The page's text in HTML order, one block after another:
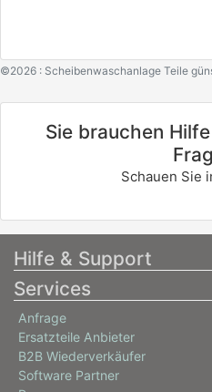
©2026 : Scheibenwaschanlage Teile
Sie brauchen
Schauen Sie
Hilfe & Support
Services
Anfrage
Ersatzteile Anbieter
B2B Wiederverkäufer
Software Partner